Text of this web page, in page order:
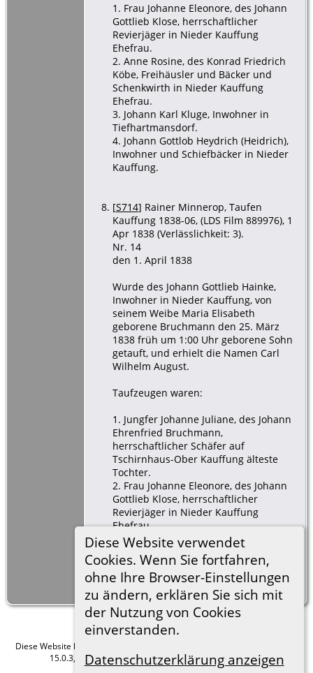
Diese Website verwendet
Cookies. Wenn Sie fortfahren,
ohne Ihre Browser-Einstellungen
zu ändern, erklären Sie sich mit
der Nutzung von Cookies
einverstanden.
Datenschutzerklärung anzeigen
1. Frau Johanne Eleonore, des Johann
Gottlieb Klose, herrschaftlicher
Revierjäger in Nieder Kauffung
Ehefrau.
2. Anne Rosine, des Konrad Friedrich
Köbe, Freihäusler und Bäcker und
Schenkwirth in Nieder Kauffung
Ehefrau.
3. Johann Karl Kluge, Inwohner in
Tiefhartmansdorf.
4. Johann Gottlob Heydrich (Heidrich),
Inwohner und Schiefbäcker in Nieder
Kauffung.
[S714] Rainer Minnerop, Taufen
Kauffung 1838-06, (LDS Film 889976), 1
Apr 1838 (Verlässlichkeit: 3).
Nr. 14
den 1. April 1838
Wurde des Johann Gottlieb Hainke,
Inwohner in Nieder Kauffung, von
seinem Weibe Maria Elisabeth
geborene Bruchmann den 25. März
1838 früh um 1:00 Uhr geborene Sohn
getauft, und erhielt die Namen Carl
Wilhelm August.
Taufzeugen waren:
1. Jungfer Johanne Juliane, des Johann
Ehrenfried Bruchmann,
herrschaftlicher Schäfer auf
Tschirnhaus-Ober Kauffung älteste
Tochter.
2. Frau Johanne Eleonore, des Johann
Gottlieb Klose, herrschaftlicher
Revierjäger in Nieder Kauffung
Ehefrau.
3. Johann Gottlob Heidrich (Heydrich),
Häusler und Schieferdecker in Nieder
Kauffung.
4. Karl Gottlieb Bruchmann, Freihäusler
und Kramer in Ober Kauffung.
Diese Website läuft mit
15.0.3, programmiert von Darrin Lythgoe © 2001-2026.